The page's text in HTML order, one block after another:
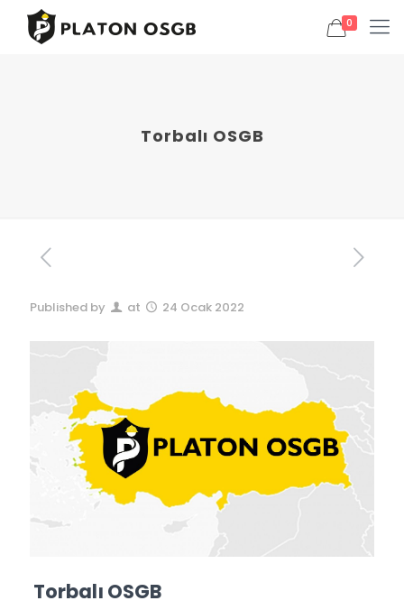
0
Torbalı OSGB
Published by at 24 Ocak 2022
Torbalı OSGB